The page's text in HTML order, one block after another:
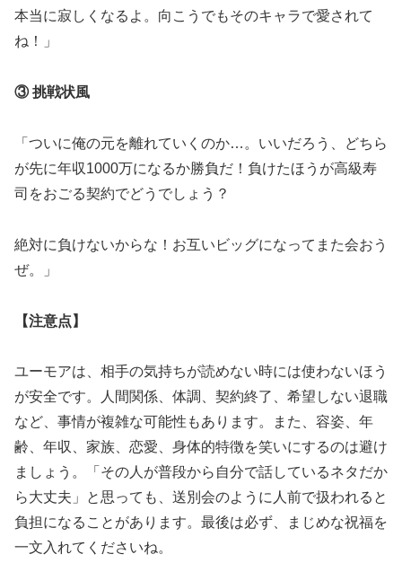
本当に寂しくなるよ。向こうでもそのキャラで愛されて
ね！」
③ 挑戦状風
「ついに俺の元を離れていくのか…。いいだろう、どちら
が先に年収1000万になるか勝負だ！負けたほうが高級寿
司をおごる契約でどうでしょう？
絶対に負けないからな！お互いビッグになってまた会おう
ぜ。」
【注意点】
ユーモアは、相手の気持ちが読めない時には使わないほう
が安全です。人間関係、体調、契約終了、希望しない退職
など、事情が複雑な可能性もあります。また、容姿、年
齢、年収、家族、恋愛、身体的特徴を笑いにするのは避け
ましょう。「その人が普段から自分で話しているネタだか
ら大丈夫」と思っても、送別会のように人前で扱われると
負担になることがあります。最後は必ず、まじめな祝福を
一文入れてくださいね。